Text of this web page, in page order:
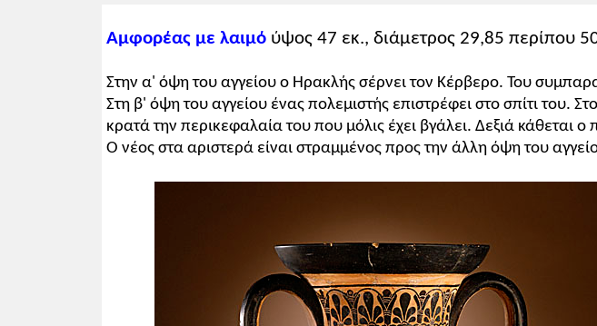
Αμφορέας με λαιμόύψος 47 εκ., διάμετρος 29,85 περίπου
Στην α' όψη του αγγείου ο Ηρακλής σέρνει τον Κέρβερο. Του
Στη β' όψη του αγγείου ένας πολεμιστής επιστρέφει στο σπίτι του.
κρατά την περικεφαλαία του που μόλις έχει βγάλει. Δεξιά
Ο νέος στα αριστερά είναι στραμμένος προς την άλλη όψη του